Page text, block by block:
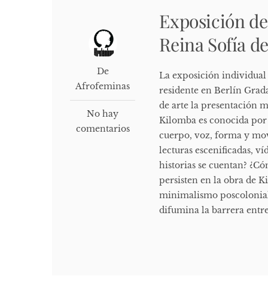
De
Afrofeminas
No hay
comentarios
Exposición
Reina Sofía
La exposición individual
residente en Berlín
de arte la presentación
Kilomba es conocida
cuerpo, voz, forma y
lecturas escenificadas,
historias se cuentan?
persisten en la obra de
minimalismo
difumina la barrera